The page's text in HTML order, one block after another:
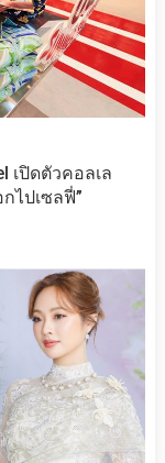
เปิดตัวคอลเล
ไปเซลฟี่”